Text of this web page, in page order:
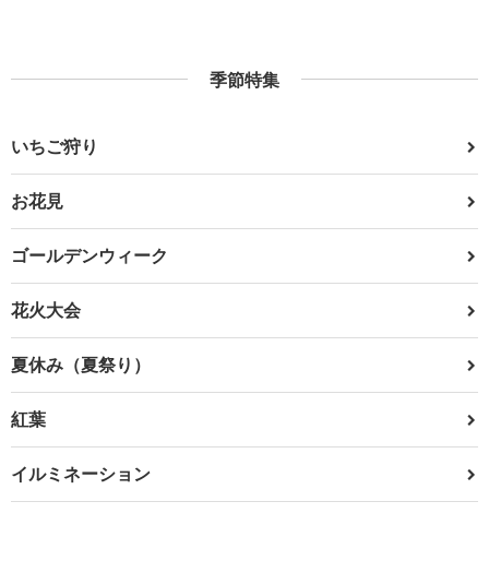
季節特集
いちご狩り
お花見
ゴールデンウィーク
花火大会
夏休み（夏祭り）
紅葉
イルミネーション